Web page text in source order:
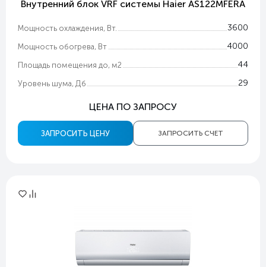
Внутренний блок VRF системы Haier AS122MFERA
Мощность охлаждения, Вт. 3600
Мощность обогрева, Вт 4000
Площадь помещения до, м2 44
Уровень шума, Дб 29
ЦЕНА ПО ЗАПРОСУ
ЗАПРОСИТЬ СЧЕТ
ЗАПРОСИТЬ ЦЕНУ